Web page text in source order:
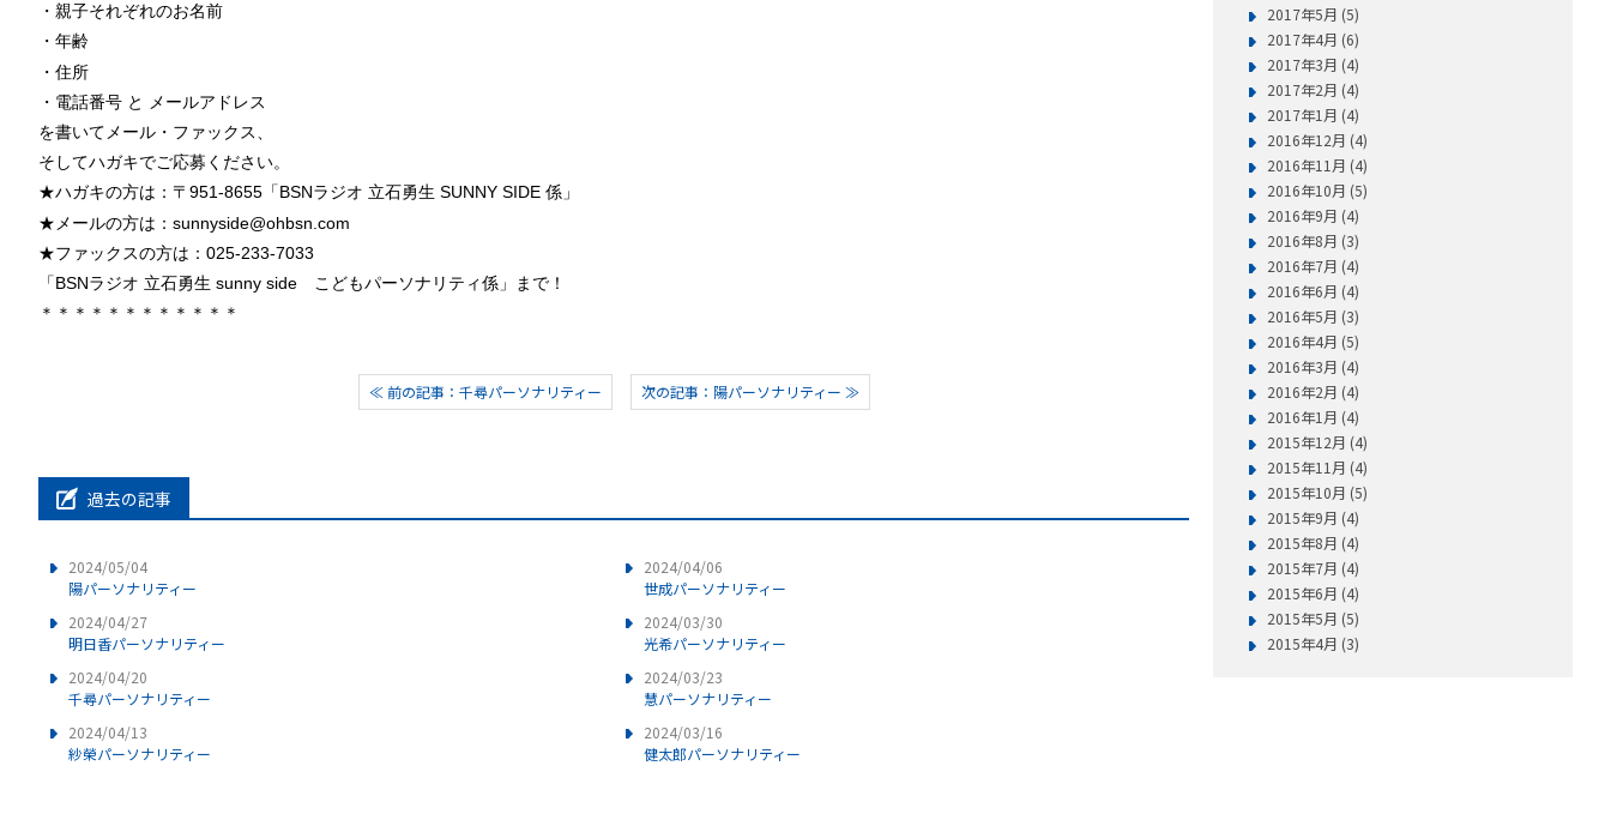
・親子それぞれのお名前
・年齢
・住所
・電話番号 と メールアドレス
を書いてメール・ファックス、
そしてハガキでご応募ください。
★ハガキの方は：〒951-8655「BSNラジオ 立石勇生 SUNNY SIDE 係」
★メールの方は：sunnyside@ohbsn.com
★ファックスの方は：025-233-7033
「BSNラジオ 立石勇生 sunny side こどもパーソナリティ係」まで！
＊＊＊＊＊＊＊＊＊＊＊＊
≪ 前の記事：千尋パーソナリティー 次の記事：陽パーソナリティー ≫
過去の記事
2024/05/04
陽パーソナリティー
2024/04/27
明日香パーソナリティー
2024/04/20
千尋パーソナリティー
2024/04/13
紗榮パーソナリティー
2024/04/06
世成パーソナリティー
2024/03/30
光希パーソナリティー
2024/03/23
慧パーソナリティー
2024/03/16
健太郎パーソナリティー
2017年5月 (5)
2017年4月 (6)
2017年3月 (4)
2017年2月 (4)
2017年1月 (4)
2016年12月 (4)
2016年11月 (4)
2016年10月 (5)
2016年9月 (4)
2016年8月 (3)
2016年7月 (4)
2016年6月 (4)
2016年5月 (3)
2016年4月 (5)
2016年3月 (4)
2016年2月 (4)
2016年1月 (4)
2015年12月 (4)
2015年11月 (4)
2015年10月 (5)
2015年9月 (4)
2015年8月 (4)
2015年7月 (4)
2015年6月 (4)
2015年5月 (5)
2015年4月 (3)